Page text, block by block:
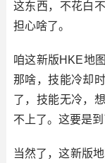
这东西，不花白
担心啥了。
咱这新版HKE地
那啥，技能冷却
了，技能无冷，
不上了。这要是
当然了，这新版